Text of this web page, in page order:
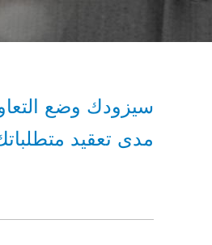
سيزودك وضع
مدى تعقيد